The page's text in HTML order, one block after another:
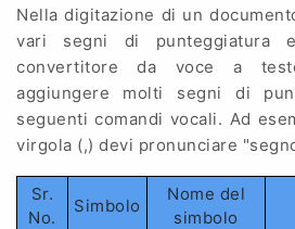
Nella digitazione di un
vari segni di punteggiatura
convertitore da voce a
aggiungere molti segni di
seguenti comandi vocali. Ad
virgola (,) devi pronunciare
Sr.
No.
Simbolo
Nome del
simbolo